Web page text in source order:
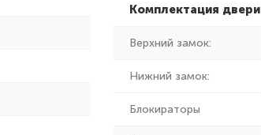
Комплектация двери
Верхний замок:
Нижний замок:
Блокираторы